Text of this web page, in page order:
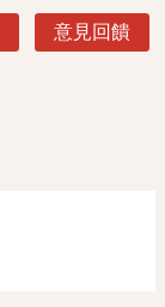
意見回饋